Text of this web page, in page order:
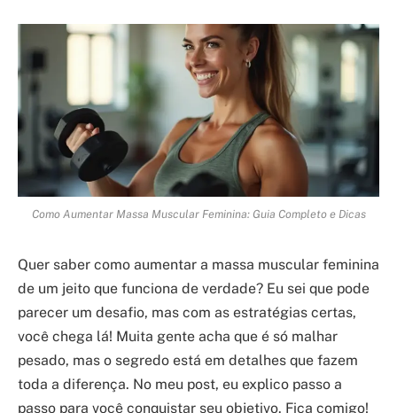
Como Aumentar Massa Muscular Feminina: Guia Completo e Dicas
Quer saber como aumentar a massa muscular feminina
de um jeito que funciona de verdade? Eu sei que pode
parecer um desafio, mas com as estratégias certas,
você chega lá! Muita gente acha que é só malhar
pesado, mas o segredo está em detalhes que fazem
toda a diferença. No meu post, eu explico passo a
passo para você conquistar seu objetivo. Fica comigo!